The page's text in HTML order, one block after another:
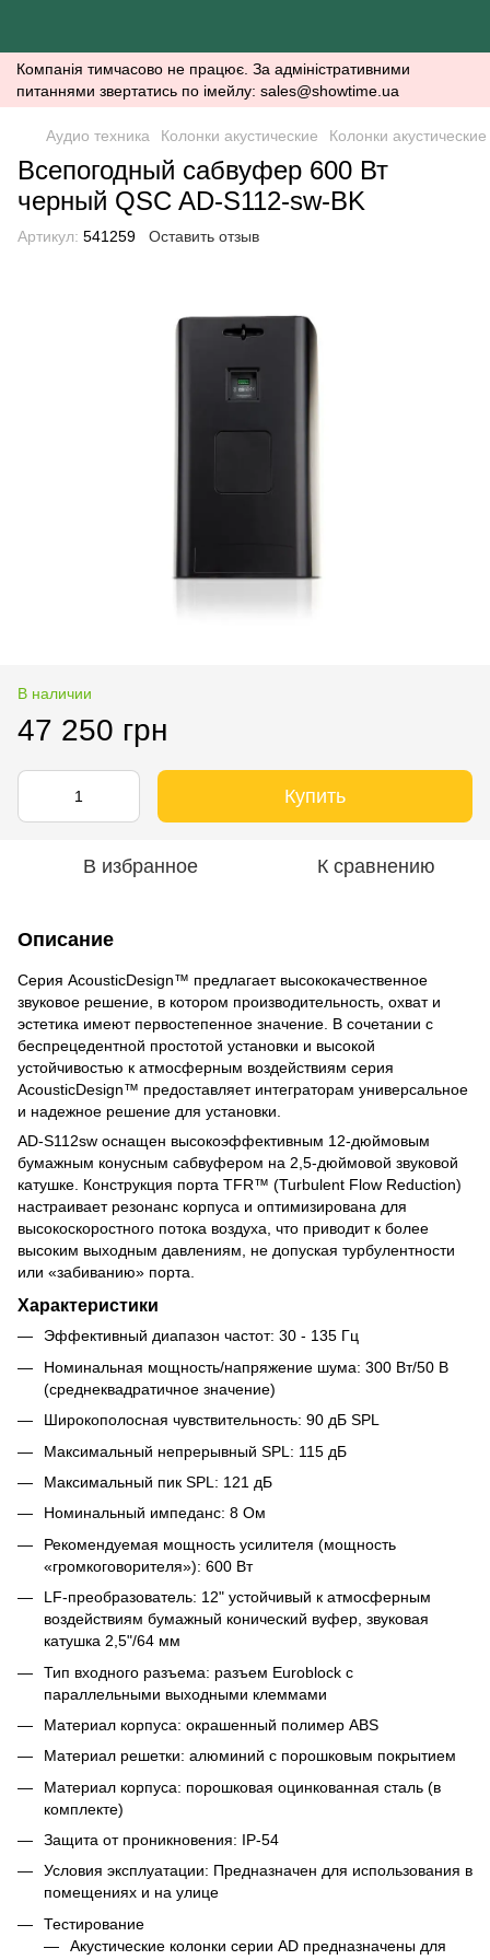
Компанія тимчасово не працює. За адміністративними
питаннями звертатись по імейлу: sales@showtime.ua
Аудио техника Колонки акустические Колонки
Всепогодный сабвуфер 600 Вт
черный QSC AD-S112-sw-BK
Артикул: 541259 Оставить отзыв
В наличии
47 250 грн
Купить
В избранное К сравнению
Описание
Серия AcousticDesign™ предлагает высококачественное
звуковое решение, в котором производительность, охват и
эстетика имеют первостепенное значение. В сочетании с
беспрецедентной простотой установки и высокой
устойчивостью к атмосферным воздействиям серия
AcousticDesign™ предоставляет интеграторам универсальное
и надежное решение для установки.
AD-S112sw оснащен высокоэффективным 12-дюймовым
бумажным конусным сабвуфером на 2,5-дюймовой звуковой
катушке. Конструкция порта TFR™ (Turbulent Flow Reduction)
настраивает резонанс корпуса и оптимизирована для
высокоскоростного потока воздуха, что приводит к более
высоким выходным давлениям, не допуская турбулентности
или «забиванию» порта.
Характеристики
Эффективный диапазон частот: 30 - 135 Гц
Номинальная мощность/напряжение шума: 300 Вт/50 В
(среднеквадратичное значение)
Широкополосная чувствительность: 90 дБ SPL
Максимальный непрерывный SPL: 115 дБ
Максимальный пик SPL: 121 дБ
Номинальный импеданс: 8 Ом
Рекомендуемая мощность усилителя (мощность
«громкоговорителя»): 600 Вт
LF-преобразователь: 12" устойчивый к атмосферным
воздействиям бумажный конический вуфер, звуковая
катушка 2,5"/64 мм
Тип входного разъема: разъем Euroblock с
параллельными выходными клеммами
Материал корпуса: окрашенный полимер ABS
Материал решетки: алюминий с порошковым покрытием
Материал корпуса: порошковая оцинкованная сталь (в
комплекте)
Защита от проникновения: IP-54
Условия эксплуатации: Предназначен для использования в
помещениях и на улице
Тестирование
Акустические колонки серии AD предназначены для